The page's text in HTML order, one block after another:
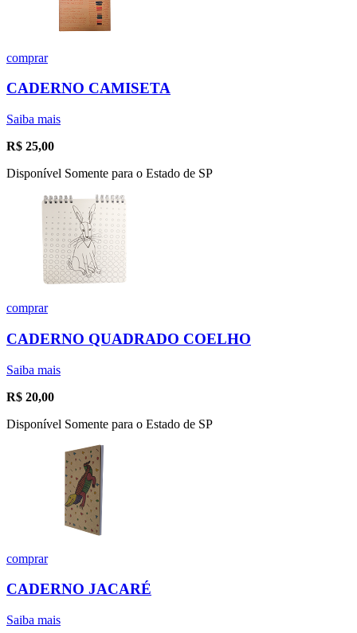
comprar
CADERNO CAMISETA
Saiba mais
R$ 25,00
Disponível Somente para o Estado de SP
comprar
CADERNO QUADRADO COELHO
Saiba mais
R$ 20,00
Disponível Somente para o Estado de SP
comprar
CADERNO JACARÉ
Saiba mais